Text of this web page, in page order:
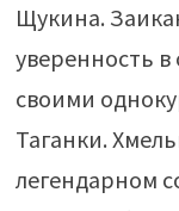
Щукина.
уверенность
своими
Таганки.
легендарном